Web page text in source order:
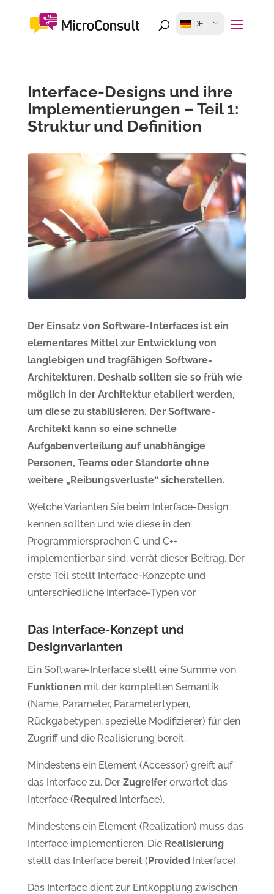
DE
Interface-Designs und ihre
Implementierungen – Teil 1:
Struktur und Definition
Der Einsatz von Software-Interfaces ist ein
elementares Mittel zur Entwicklung von
langlebigen und tragfähigen Software-
Architekturen. Deshalb sollten sie so früh wie
möglich in der Architektur etabliert werden,
um diese zu stabilisieren. Der Software-
Architekt kann so eine schnelle
Aufgabenverteilung auf unabhängige
Personen, Teams oder Standorte ohne
weitere „Reibungsverluste“ sicherstellen.
Welche Varianten Sie beim Interface-Design
kennen sollten und wie diese in den
Programmiersprachen C und C++
implementierbar sind, verrät dieser Beitrag. Der
erste Teil stellt Interface-Konzepte und
unterschiedliche Interface-Typen vor.
Das Interface-Konzept und
Designvarianten
Ein Software-Interface stellt eine Summe von
Funktionen mit der kompletten Semantik
(Name, Parameter, Parametertypen,
Rückgabetypen, spezielle Modifizierer) für den
Zugriff und die Realisierung bereit.
Mindestens ein Element (Accessor) greift auf
das Interface zu. Der Zugreifererwartet das
Interface (Required Interface).
Mindestens ein Element (Realization) muss das
Interface implementieren. Die Realisierung
stellt das Interface bereit (ProvidedInterface).
Das Interface dient zur Entkopplung zwischen